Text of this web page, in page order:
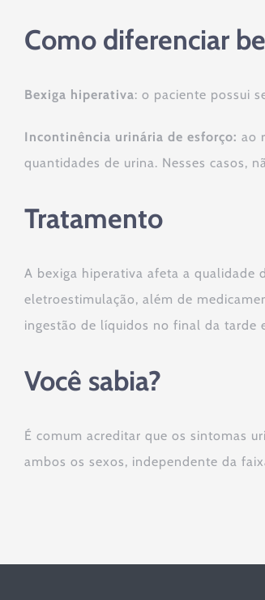
Como diferenciar
Bexiga hiperativa: o paciente possui
Incontinência urinária de esforço: ao
quantidades de urina. Nesses casos,
Tratamento
A bexiga hiperativa afeta a qualidade
eletroestimulação, além de
ingestão de líquidos no final da tarde
Você sabia?
É comum acreditar que os sintomas
ambos os sexos, independente da